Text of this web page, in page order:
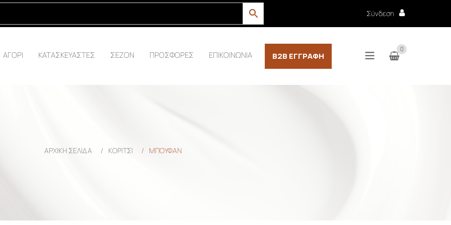
Σύνδεση
ΑΓΟΡΙ ΚΑΤΑΣΚΕΥΑΣΤΕΣ ΣΕΖΟΝ ΠΡΟΣΦΟΡΕΣ ΕΠΙΚΟΙΝΩΝΙΑ B2B ΕΓΓΡΑΦΉ
0
ΑΡΧΙΚΉ ΣΕΛΊΔΑ / ΚΟΡΙΤΣΙ / ΜΠΟΥΦΆΝ